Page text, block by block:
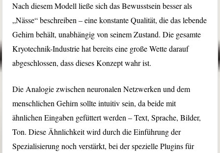
Nach diesem Modell ließe sich das Bewusstsein besser als
„Nässe“ beschreiben – eine konstante Qualität, die das lebende
Gehirn behält, unabhängig von seinem Zustand. Die gesamte
Kryotechnik-Industrie hat bereits eine große Wette darauf
abgeschlossen, dass dieses Konzept wahr ist.
Die Analogie zwischen neuronalen Netzwerken und dem
menschlichen Gehirn sollte intuitiv sein, da beide mit
ähnlichen Eingaben gefüttert werden – Text, Sprache, Bilder,
Ton. Diese Ähnlichkeit wird durch die Einführung der
Spezialisierung noch verstärkt, bei der spezielle Plugins für